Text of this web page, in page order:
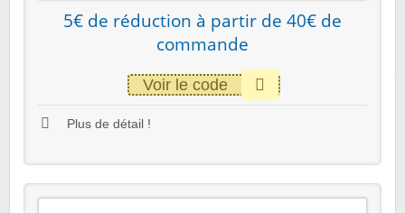
5€ de réduction à partir de 40€ de
commande
Voir le code
Plus de détail !